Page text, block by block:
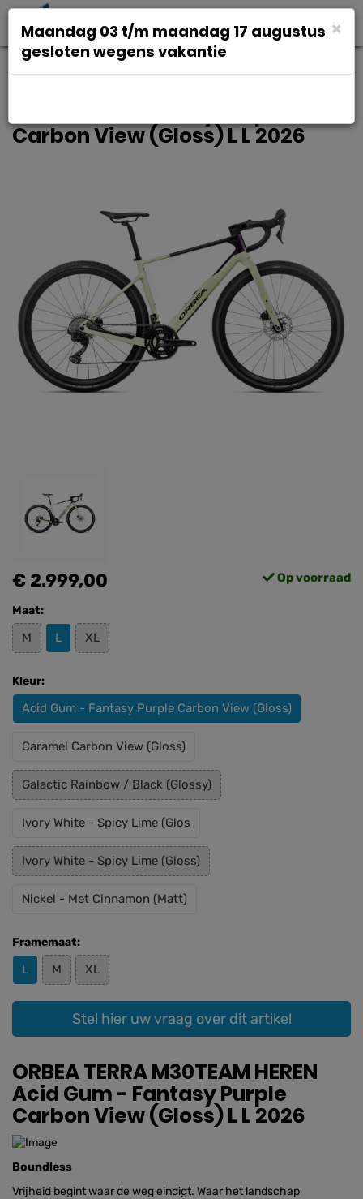
Carbon View (Gloss) L L 2026
€ 2.999,00 Op voorraad
Maat:
M L XL
Kleur:
Acid Gum - Fantasy Purple Carbon View (Gloss)
Caramel Carbon View (Gloss)
Galactic Rainbow / Black (Glossy)
Ivory White - Spicy Lime (Glos
Ivory White - Spicy Lime (Gloss)
Nickel - Met Cinnamon (Matt)
Framemaat:
L M XL
Stel hier uw vraag over dit artikel
ORBEA TERRA M30TEAM HEREN
Acid Gum - Fantasy Purple
Carbon View (Gloss) L L 2026
Boundless
Vrijheid begint waar de weg eindigt. Waar het landschap
×
Maandag 03 t/m maandag 17 augustus
gesloten wegens vakantie